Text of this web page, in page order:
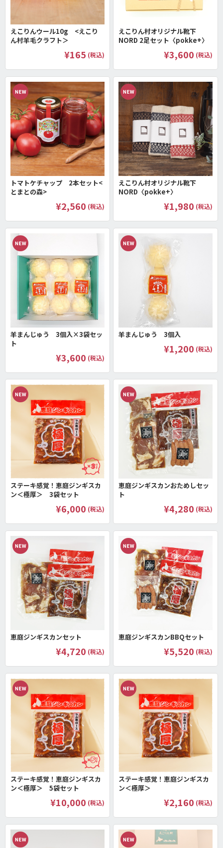
えこりんウール10g <えこり
ん村羊毛クラフト＞
¥165 (税込)
えこりん村オリジナル靴下
NORD 2足セット〈pokke+〉
¥3,600 (税込)
トマトケチャップ 2本セット<
とまとの森>
¥2,560 (税込)
えこりん村オリジナル靴下
NORD〈pokke+〉
¥1,980 (税込)
羊まんじゅう 3個入×3袋セッ
ト
¥3,600 (税込)
羊まんじゅう 3個入
¥1,200 (税込)
ステーキ感覚！恵庭ジンギスカ
ン＜極厚＞ 3袋セット
¥6,000 (税込)
恵庭ジンギスカンおためしセッ
ト
¥4,280 (税込)
恵庭ジンギスカンセット
¥4,720 (税込)
恵庭ジンギスカンBBQセット
¥5,520 (税込)
ステーキ感覚！恵庭ジンギスカ
ン＜極厚＞ 5袋セット
¥10,000 (税込)
ステーキ感覚！恵庭ジンギスカ
ン＜極厚＞
¥2,160 (税込)